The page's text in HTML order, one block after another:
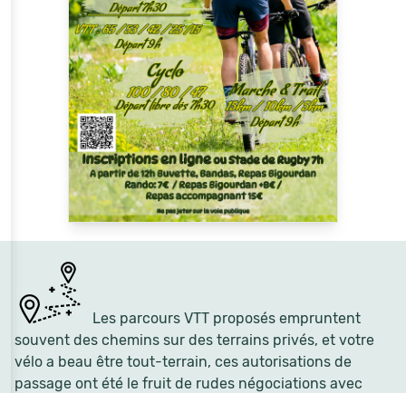
Les parcours VTT proposés empruntent
souvent des chemins sur des terrains privés, et votre
vélo a beau être tout-terrain, ces autorisations de
passage ont été le fruit de rudes négociations avec